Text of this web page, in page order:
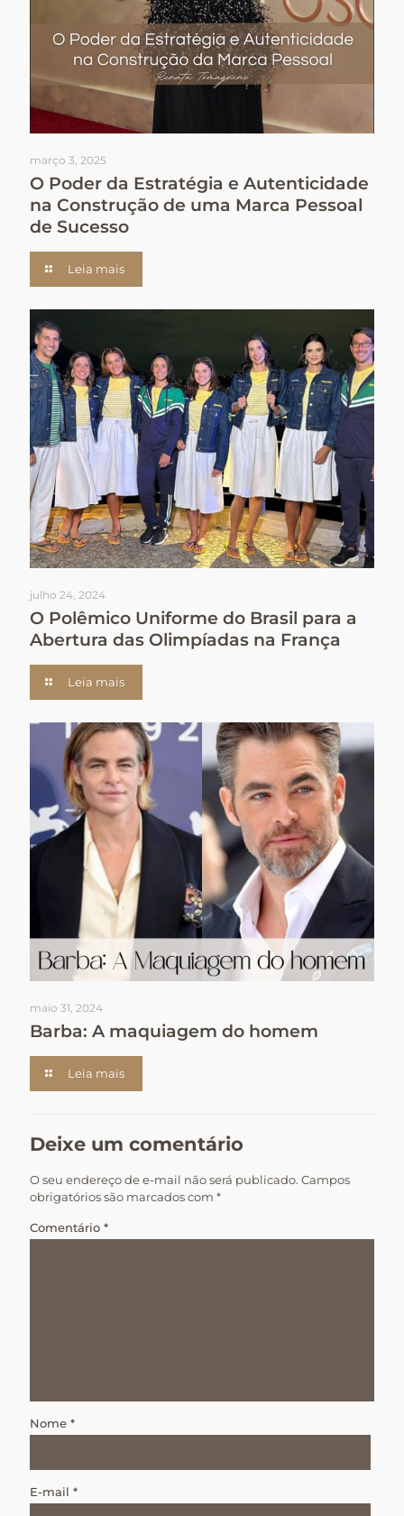
março 3, 2025
O Poder da Estratégia e Autenticidade
na Construção de uma Marca Pessoal
de Sucesso
Leia mais
julho 24, 2024
O Polêmico Uniforme do Brasil para a
Abertura das Olimpíadas na França
Leia mais
maio 31, 2024
Barba: A maquiagem do homem
Leia mais
Deixe um comentário
O seu endereço de e-mail não será publicado. Campos
obrigatórios são marcados com *
Comentário *
Nome *
E-mail *